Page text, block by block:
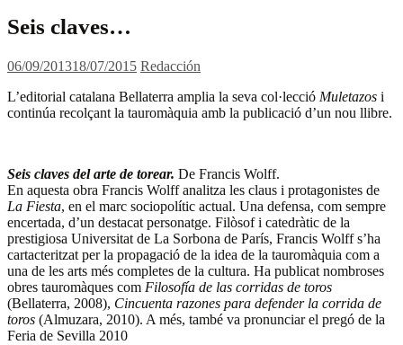
Seis claves…
06/09/201318/07/2015 Redacción
L’editorial catalana Bellaterra amplia la seva col·lecció Muletazos i
continúa recolçant la tauromàquia amb la publicació d’un nou llibre.
Seis claves del arte de torear. De Francis Wolff.
En aquesta obra Francis Wolff analitza les claus i protagonistes de
La Fiesta, en el marc sociopolític actual. Una defensa, com sempre
encertada, d’un destacat personatge. Filòsof i catedràtic de la
prestigiosa Universitat de La Sorbona de París, Francis Wolff s’ha
cartacteritzat per la propagació de la idea de la tauromàquia com a
una de les arts més completes de la cultura. Ha publicat nombroses
obres tauromàques com Filosofía de las corridas de toros
(Bellaterra, 2008), Cincuenta razones para defender la corrida de
toros (Almuzara, 2010). A més, també va pronunciar el pregó de la
Feria de Sevilla 2010